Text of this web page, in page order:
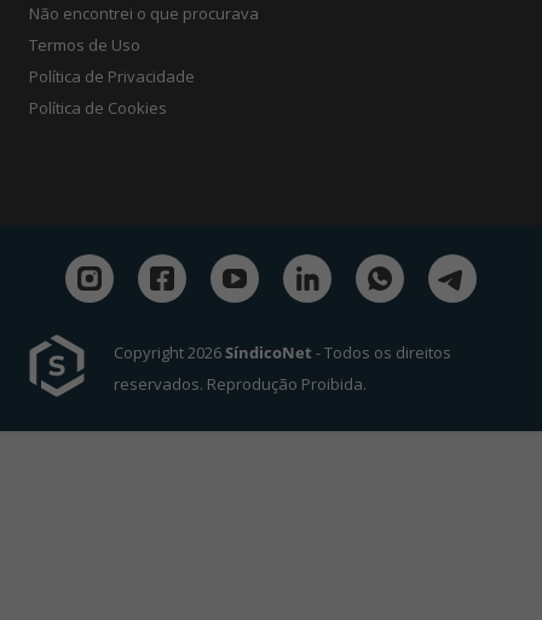
Não encontrei o que procurava
Termos de Uso
Política de Privacidade
Política de Cookies
Copyright 2026SíndicoNet - Todos os direitos
reservados. Reprodução Proibida.